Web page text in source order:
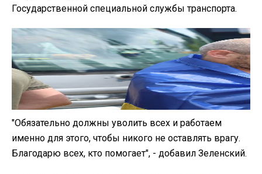
Государственной специальной службы транспорта.
"Обязательно должны уволить всех и работаем
именно для этого, чтобы никого не оставлять врагу.
Благодарю всех, кто помогает", - добавил Зеленский.